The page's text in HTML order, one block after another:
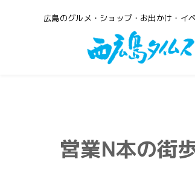
広島のグルメ・ショップ・お出かけ・イ
営業N本の街